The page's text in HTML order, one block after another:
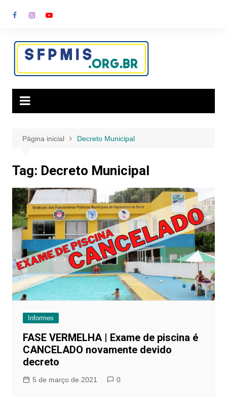
para
conteúdo
Página inicial Decreto Municipal
Tag: Decreto Municipal
Informes
FASE VERMELHA | Exame de piscina é
CANCELADO novamente devido
decreto
5 de março de 2021 0